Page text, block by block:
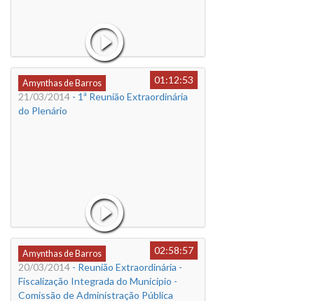
Amynthas de Barros
01:12:53
21/03/2014 - 1ª Reunião Extraordinária
do Plenário
Amynthas de Barros
02:58:57
20/03/2014 - Reunião Extraordinária -
Fiscalização Integrada do Município -
Comissão de Administração Pública